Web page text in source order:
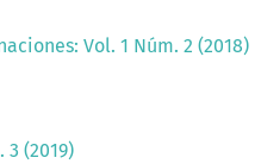
Vol. 1 Núm. 2 (2018)
3 (2019)